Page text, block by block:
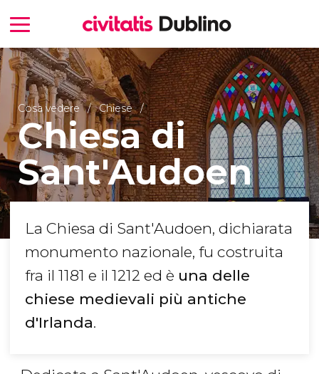
Cosa vedere Chiese
Chiesa di
Sant'Audoen
La Chiesa di Sant'Audoen, dichiarata
monumento nazionale, fu costruita
fra il 1181 e il 1212 ed è una delle
chiese medievali più antiche
d'Irlanda.